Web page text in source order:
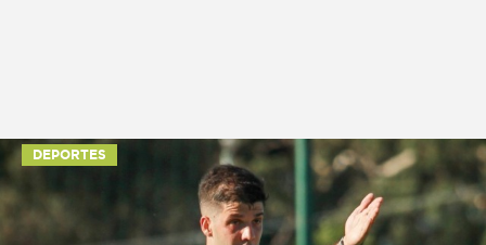
DEPORTES